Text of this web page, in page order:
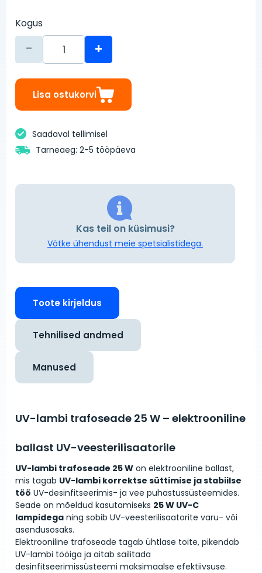
Kogus
- +
Lisa ostukorvi
Saadaval tellimisel
Tarneaeg: 2-5 tööpäeva
Kas teil on küsimusi?
Võtke ühendust meie spetsialistidega.
Toote kirjeldus
Tehnilised andmed
Manused
UV-lambi trafoseade 25 W – elektrooniline
ballast UV-veesterilisaatorile
UV-lambi trafoseade 25 W on elektrooniline ballast,
mis tagab UV-lambi korrektse süttimise ja stabiilse
töö UV-desinfitseerimis- ja vee puhastussüsteemides.
Seade on mõeldud kasutamiseks 25 W UV-C
lampidega ning sobib UV-veesterilisaatorite varu- või
asendusosaks.
Elektrooniline trafoseade tagab ühtlase toite, pikendab
UV-lambi tööiga ja aitab säilitada
desinfitseerimissüsteemi maksimaalse efektiivsuse.